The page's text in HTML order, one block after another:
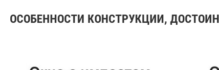
ОСОБЕННОСТИ КОНСТРУКЦИИ,